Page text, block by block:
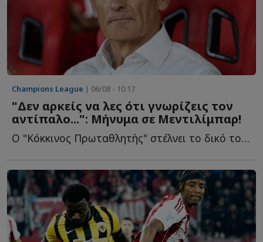
Champions League | 06/08 - 10:17
"Δεν αρκείς να λες ότι γνωρίζεις τον
αντίπαλο...": Μήνυμα σε Μεντιλίμπαρ!
Ο "Κόκκινος Πρωταθλητής" στέλνει το δικό του μήνυμα σ...